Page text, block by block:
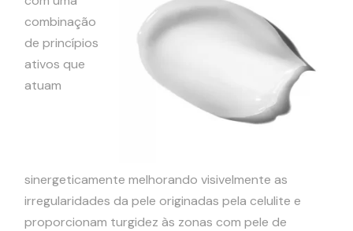
combinação
de princípios
ativos que
atuam
sinergeticamente melhorando visivelmente as
irregularidades da pele originadas pela celulite e
proporcionam turgidez às zonas com pele de